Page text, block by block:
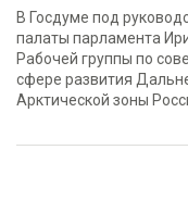
В Госдуме под
палаты парламента
Рабочей группы по
сфере развития
Арктической зоны